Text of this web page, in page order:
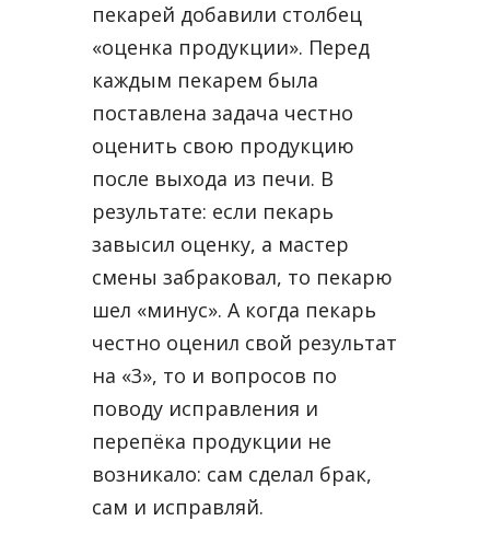
пекарей добавили столбец
«оценка продукции». Перед
каждым пекарем была
поставлена задача честно
оценить свою продукцию
после выхода из печи. В
результате: если пекарь
завысил оценку, а мастер
смены забраковал, то пекарю
шел «минус». А когда пекарь
честно оценил свой результат
на «3», то и вопросов по
поводу исправления и
перепёка продукции не
возникало: сам сделал брак,
сам и исправляй.